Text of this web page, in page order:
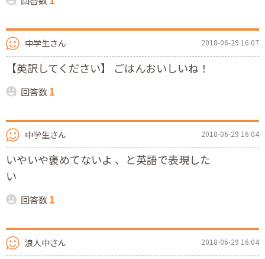
中学生さん 2018-06-29 16:07
【英訳してください】 ごはんおいしいね！
回答数1
中学生さん 2018-06-29 16:04
いやいや褒めてないよ 、と英語で表現した
い
回答数1
浪人中さん 2018-06-29 16:04